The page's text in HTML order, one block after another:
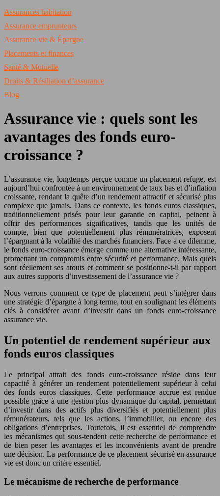
Assurances habitation
Assurance emprunteurs
Assurance vie & Épargne
Placements et finances
Santé & Mutuelle
Droits & Résiliation d’assurance
Blog
Assurance vie : quels sont les
avantages des fonds euro-
croissance ?
L’assurance vie, longtemps perçue comme un placement refuge, est
aujourd’hui confrontée à un environnement de taux bas et d’inflation
croissante, rendant la quête d’un rendement attractif et sécurisé plus
complexe que jamais. Dans ce contexte, les fonds euros classiques,
traditionnellement prisés pour leur garantie en capital, peinent à
offrir des performances significatives, tandis que les unités de
compte, bien que potentiellement plus rémunératrices, exposent
l’épargnant à la volatilité des marchés financiers. Face à ce dilemme,
le fonds euro-croissance émerge comme une alternative intéressante,
promettant un compromis entre sécurité et performance. Mais quels
sont réellement ses atouts et comment se positionne-t-il par rapport
aux autres supports d’investissement de l’assurance vie ?
Nous verrons comment ce type de placement peut s’intégrer dans
une stratégie d’épargne à long terme, tout en soulignant les éléments
clés à considérer avant d’investir dans un fonds euro-croissance
assurance vie.
Un potentiel de rendement supérieur aux
fonds euros classiques
Le principal attrait des fonds euro-croissance réside dans leur
capacité à générer un rendement potentiellement supérieur à celui
des fonds euros classiques. Cette performance accrue est rendue
possible grâce à une gestion plus dynamique du capital, permettant
d’investir dans des actifs plus diversifiés et potentiellement plus
rémunérateurs, tels que les actions, l’immobilier, ou encore des
obligations d’entreprises. Toutefois, il est essentiel de comprendre
les mécanismes qui sous-tendent cette recherche de performance et
de bien peser les avantages et les inconvénients avant de prendre
une décision. La performance de ce placement sécurisé en assurance
vie est donc un critère essentiel.
Le mécanisme de recherche de performance